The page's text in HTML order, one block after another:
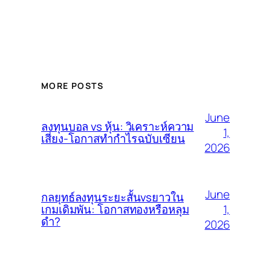
MORE POSTS
ลงทุนบอล vs หุ้น: วิเคราะห์ความ
เสี่ยง-โอกาสทำกำไรฉบับเซียน
June
1,
2026
กลยุทธ์ลงทุนระยะสั้นvsยาวใน
เกมเดิมพัน: โอกาสทองหรือหลุม
ดำ?
June
1,
2026